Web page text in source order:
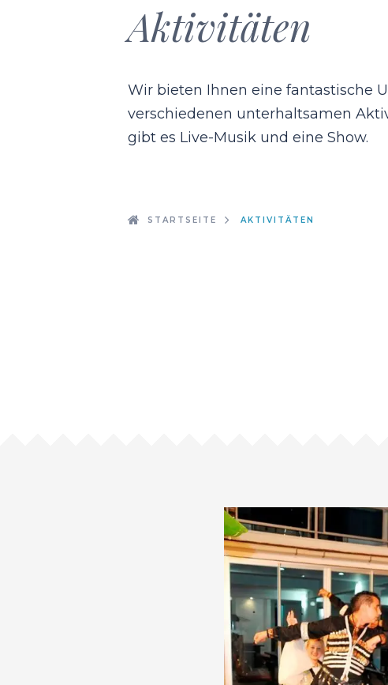
Aktivitäten
Wir bieten Ihnen eine fantastische
verschiedenen unterhaltsamen
gibt es Live-Musik und eine Show.
STARTSEITE AKTIVITÄTEN